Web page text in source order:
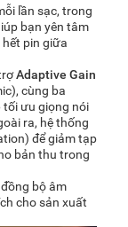
lần sạc, trong
bạn yên tâm
pin giữa
Adaptive Gain
cùng ba
tối ưu giọng nói
ra, hệ thống
để giảm tạp
bản thu trong
bộ âm
cho sản xuất